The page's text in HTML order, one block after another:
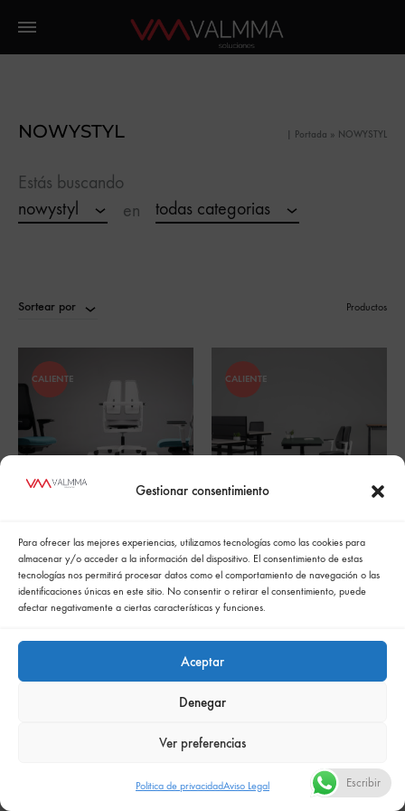
Gestionar consentimiento
Para ofrecer las mejores experiencias, utilizamos tecnologías como las cookies para
almacenar y/o acceder a la información del dispositivo. El consentimiento de estas
tecnologías nos permitirá procesar datos como el comportamiento de navegación o las
identificaciones únicas en este sitio. No consentir o retirar el consentimiento, puede
afectar negativamente a ciertas características y funciones.
Aceptar
Denegar
Ver preferencias
Politica de privacidadAviso Legal
NOWYSTYL | Portada » NOWYSTYL
Estás buscando
nowystyl
en todas categorias
Sortear por Productos
CALIENTE
Xilium G Silla gaming
CALIENTE
XIO 2.0
Politica de confidencialidad
Comunicación de la política de responsabilidad social empresarial
Escribir